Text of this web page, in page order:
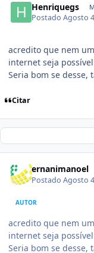
Henriquegs
PostadoAgosto
acredito que nem
internet seja
Seria bom se desse,
Citar
ernanimanoel
PostadoAgosto
AUTOR
acredito que nem
internet seja
Seria bom se desse,